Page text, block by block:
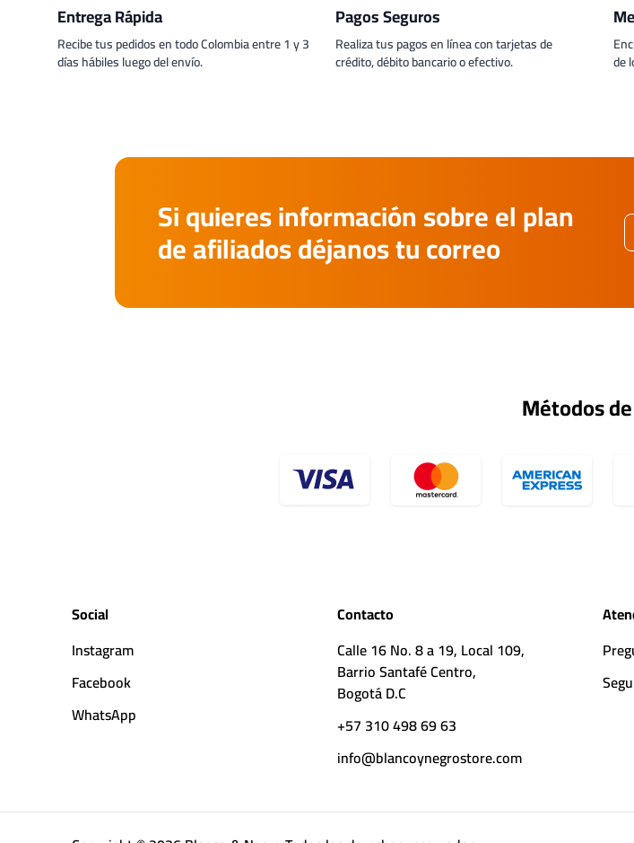
Entrega Rápida
Recibe tus pedidos en todo Colombia entre 1 y 3
días hábiles luego del envío.
Pagos Seguros
Realiza tus pagos en línea con tarjetas de
crédito, débito bancario o efectivo. de
Si quieres información sobre el plan
de afiliados déjanos tu correo
Métodos
Social
Instagram
Facebook
WhatsApp
Contacto
Calle 16 No. 8 a 19, Local 109,
Barrio Santafé Centro,
Bogotá D.C
+57 310 498 69 63
info@blancoynegrostore.com